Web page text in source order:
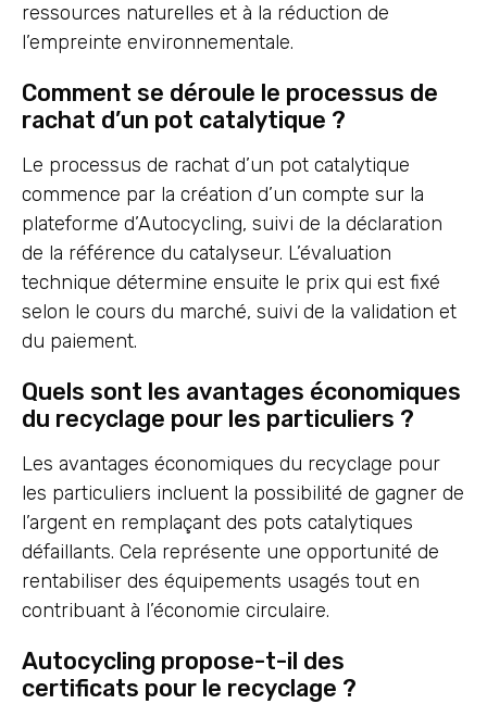
ressources naturelles et à la réduction de
l’empreinte environnementale.
Comment se déroule le processus de
rachat d’un pot catalytique ?
Le processus de rachat d’un pot catalytique
commence par la création d’un compte sur la
plateforme d’Autocycling, suivi de la déclaration
de la référence du catalyseur. L’évaluation
technique détermine ensuite le prix qui est fixé
selon le cours du marché, suivi de la validation et
du paiement.
Quels sont les avantages économiques
du recyclage pour les particuliers ?
Les avantages économiques du recyclage pour
les particuliers incluent la possibilité de gagner de
l’argent en remplaçant des pots catalytiques
défaillants. Cela représente une opportunité de
rentabiliser des équipements usagés tout en
contribuant à l’économie circulaire.
Autocycling propose-t-il des
certificats pour le recyclage ?